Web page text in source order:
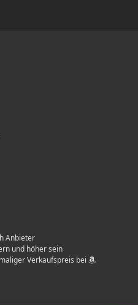
Anbieter
und höher sein
Verkaufspreis bei